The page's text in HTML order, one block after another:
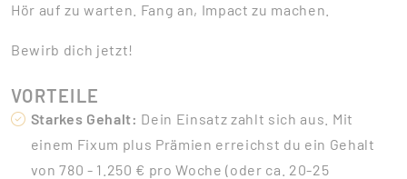
Hör auf zu warten. Fang an, Impact zu machen.
Bewirb dich jetzt!
VORTEILE
Starkes Gehalt: Dein Einsatz zahlt sich aus. Mit
einem Fixum plus Prämien erreichst du ein Gehalt
von 780 - 1.250 € pro Woche (oder ca. 20-25